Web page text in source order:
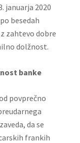
januarja 2020
besedah
zahtevo dobre
dolžnost.
banke
povprečno
da se
frankih